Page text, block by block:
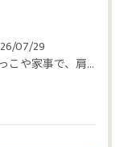
07/29
【抱っこや家事で、肩・腰つらくなっていませんか？👶💦】